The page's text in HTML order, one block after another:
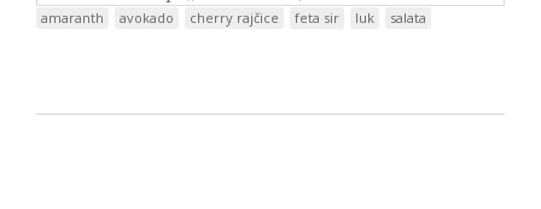
amaranth avokado cherry rajčice feta sir luk salata